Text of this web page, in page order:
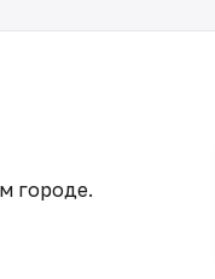
городе.